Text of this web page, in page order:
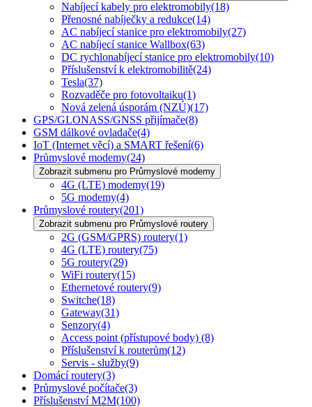
Nabíjecí kabely pro elektromobily(18)
Přenosné nabíječky a redukce(14)
AC nabíjecí stanice pro elektromobily(27)
AC nabíjecí stanice Wallbox(63)
DC rychlonabíjecí stanice pro elektromobily(10)
Příslušenství k elektromobilitě(24)
Tesla(37)
Rozvaděče pro fotovoltaiku(1)
Nová zelená úsporám (NZÚ)(17)
GPS/GLONASS/GNSS přijímače(8)
GSM dálkové ovladače(4)
IoT (Internet věcí) a SMART řešení(6)
Průmyslové modemy(24)
Zobrazit submenu pro Průmyslové modemy
4G (LTE) modemy(19)
5G modemy(4)
Průmyslové routery(201)
Zobrazit submenu pro Průmyslové routery
2G (GSM/GPRS) routery(1)
4G (LTE) routery(75)
5G routery(29)
WiFi routery(15)
Ethernetové routery(9)
Switche(18)
Gateway(31)
Senzory(4)
Access point (přístupové body) (8)
Příslušenství k routerům(12)
Servis - služby(9)
Domácí routery(3)
Průmyslové počítače(3)
Příslušenství M2M(100)